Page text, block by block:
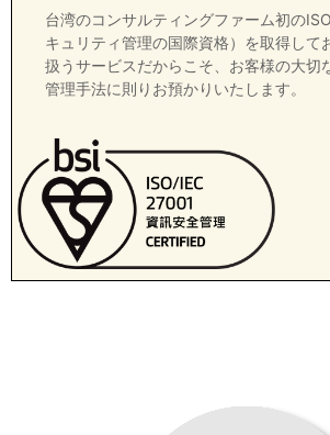
台湾のコンサルティングファーム初の
キュリティ管理の国際資格）を取得して
扱うサービスだからこそ、お客様の大切
管理手法に則りお預かりいたします。